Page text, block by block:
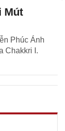
Mút
Phúc Ánh
Chakkri I.